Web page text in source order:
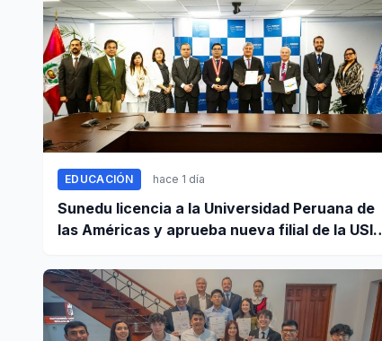
EDUCACIÓN hace 1 día
Sunedu licencia a la Universidad Peruana de
las Américas y aprueba nueva filial de la USIL